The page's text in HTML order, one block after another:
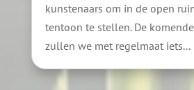
kunstenaars om in de open
tentoon te stellen. De
zullen we met regelmaat iets...